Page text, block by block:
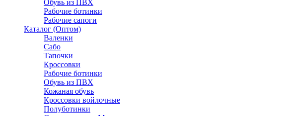
Обувь из ПВХ
Рабочие ботинки
Рабочие сапоги
Каталог (Оптом)
Валенки
Сабо
Тапочки
Кроссовки
Рабочие ботинки
Обувь из ПВХ
Кожаная обувь
Кроссовки войлочные
Полуботинки